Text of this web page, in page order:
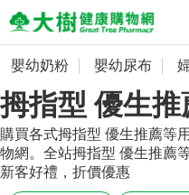
嬰幼奶粉
嬰幼尿布
婦幼
抗菌 尿布 大樹獨家 益
奶瓶奶嘴
會員資料及密碼修改
常用收件人清單
訂單查詢
嬰幼奶粉 嬰幼尿布
拇指型 優生
購買各式拇指型 優生推薦等
物網。全站拇指型 優生推薦
新客好禮，折價優惠